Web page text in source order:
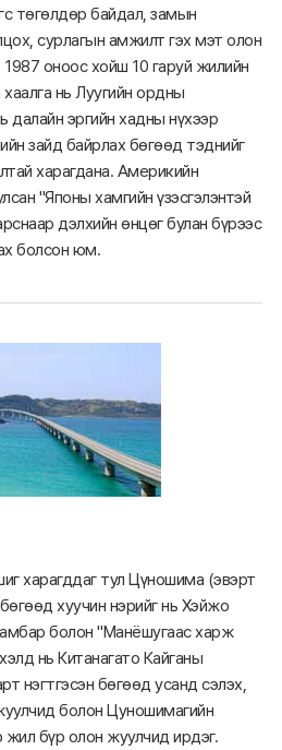
төгөлдөр байдал, замын
сурлагын амжилт гэх мэт олон
1987 оноос хойш 10 гаруй жилийн
нь Луугийн ордны
далайн эргийн хадны нүхээр
зайд байрлах бөгөөд тэднийг
харагдана. Америкийн
"Японы хамгийн үзэсгэлэнтэй
дэлхийн өнцөг булан бүрээс
болсон юм.
харагддаг тул Цүношима (эвэрт
хуучин нэрийг нь Хэйжо
болон "Манёшугаас харж
нь Китанагато Кайганы
нэгтгэсэн бөгөөд усанд сэлэх,
болон Цуношимагийн
жил бүр олон жуулчид ирдэг.